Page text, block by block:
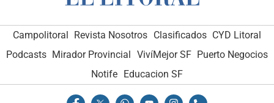
Campolitoral Revista Nosotros Clasificados CYD Litoral
Podcasts Mirador Provincial VivíMejor SF Puerto Negocios
Notife Educacion SF